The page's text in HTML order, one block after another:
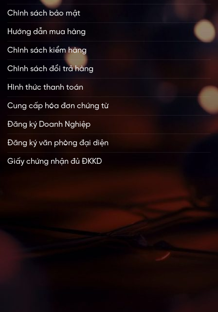
Chính sách bảo mật
Hướng dẫn mua hàng
Chính sách kiểm hàng
Chính sách đổi trả hàng
Hình thức thanh toán
Cung cấp hóa đơn chứng từ
Đăng ký Doanh Nghiệp
Đăng ký văn phòng đại diện
Giấy chứng nhận đủ ĐKKD